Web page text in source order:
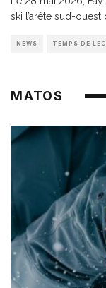
ski l’arête sud-
NEWS TEMPS DE
MATOS